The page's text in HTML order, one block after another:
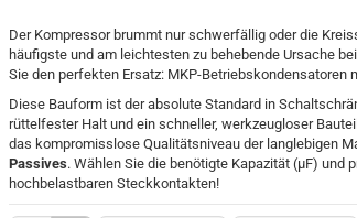
Der Kompressor brummt nur schwerfällig oder die
häufigste und am leichtesten zu behebende Ursache
Sie den perfekten Ersatz: MKP-Betriebskondensatoren
Diese Bauform ist der absolute Standard in
rüttelfester Halt und ein schneller, werkzeugloser
das kompromisslose Qualitätsniveau der langlebigen
Passives. Wählen Sie die benötigte Kapazität (µF) und
hochbelastbaren Steckkontakten!